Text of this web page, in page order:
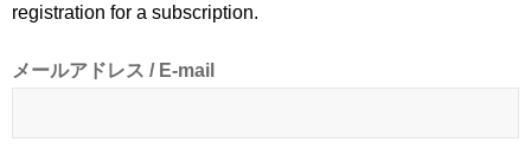
registration for a subscription.
メールアドレス / E-mail